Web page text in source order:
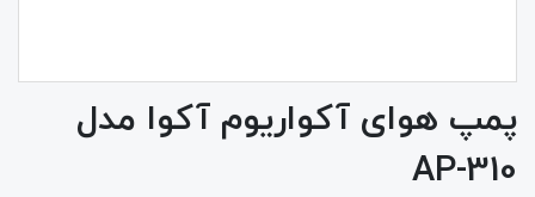
پمپ هوای آکواریوم آکوا مدل
AP-310